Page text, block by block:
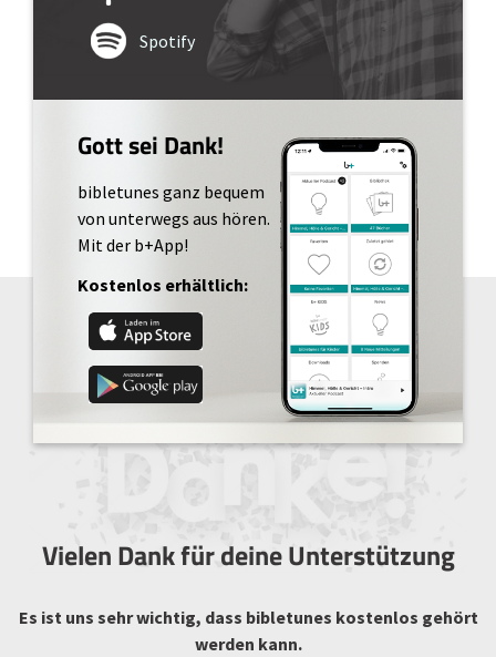
Spotify
Gott sei Dank!
bibletunes ganz bequem
von unterwegs aus hören.
Mit der b+App!
Kostenlos erhältlich:
Vielen Dank für deine Unterstützung
Es ist uns sehr wichtig, dass bibletunes kostenlos gehört
werden kann.